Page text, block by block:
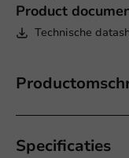
Product
Technische
Specificaties